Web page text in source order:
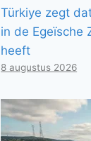
Türkiye zegt
in de Egeïsche
heeft
8 augustus 2026